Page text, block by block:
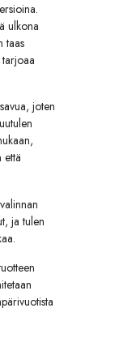
ulkona
taas
joten
että
ja tulen